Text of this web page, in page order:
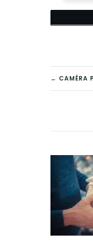
← CAMÉRA